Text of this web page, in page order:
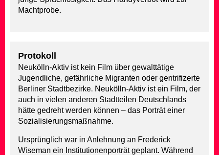
Machtprobe.
Protokoll
Neukölln-Aktiv ist kein Film über gewalttätige
Jugendliche, gefährliche Migranten oder gentrifizerte
Berliner Stadtbezirke. Neukölln-Aktiv ist ein Film, der
auch in vielen anderen Stadtteilen Deutschlands
hätte gedreht werden können – das Porträt einer
Sozialisierungsmaßnahme.
Ursprünglich war in Anlehnung an Frederick
Wiseman ein Institutionenporträt geplant. Während